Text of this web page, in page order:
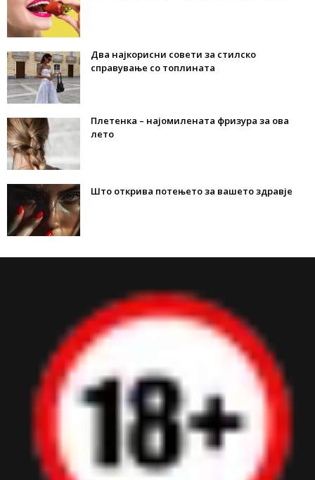
Два најкорисни совети за стилско
справување со топлината
Плетенка – најомилената фризура за ова
лето
Што открива потењето за вашето здравје